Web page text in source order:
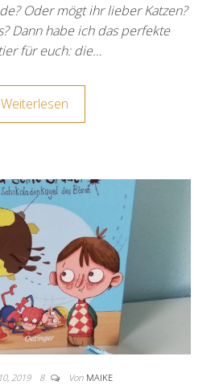
Oder mögt ihr lieber Katzen?
Dann habe ich das perfekte
für euch: die…
Weiterlesen
2019 8 Von MAIKE